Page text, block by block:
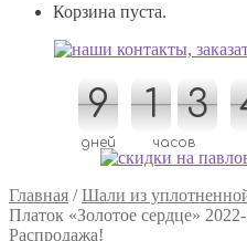
Корзина пуста.
9
9
дней
1
1 3
3
часов
Главная /Шали из
Платок «Золотое сердце»
Распродажа!